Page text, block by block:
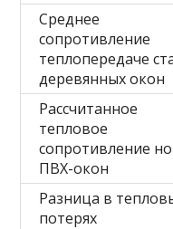
Среднее
сопротивление
теплопередаче
деревянных окон
Рассчитанное
тепловое
сопротивление
ПВХ-окон
Разница в
потерях